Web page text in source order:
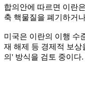
합의안에 따르면 이란
축 핵물질을 폐기하거
미국은 이란의 이행 수
재 해제 등 경제적 보
의' 방식을 검토 중이다.